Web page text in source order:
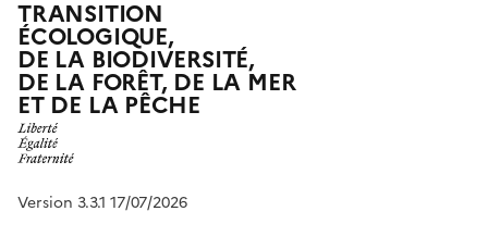
TRANSITION
ÉCOLOGIQUE,
DE LA BIODIVERSITÉ,
DE LA FORÊT, DE LA MER
ET DE LA PÊCHE
Version 3.3.1 17/07/2026